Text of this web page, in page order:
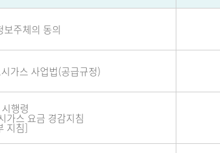
보주체의 동의
가스 사업법(공급규정)
행령
가스 요금 경감지침
지침]